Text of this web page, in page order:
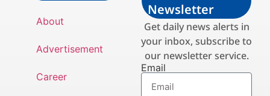
About
Advertisement
Career
Newsletter
Get daily news alerts in
your inbox, subscribe to
our newsletter service.
Email